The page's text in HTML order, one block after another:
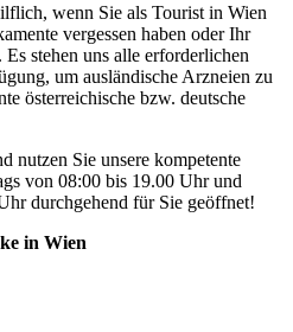
wenn Sie als Tourist in Wien
vergessen haben oder Ihr
stehen uns alle erforderlichen
um ausländische Arzneien zu
österreichische bzw. deutsche
nutzen Sie unsere kompetente
von 08:00 bis 19.00 Uhr und
durchgehend für Sie geöffnet!
in Wien